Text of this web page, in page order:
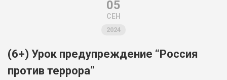
05
СЕН
2024
(6+) Урок предупреждение “Россия
против террора”